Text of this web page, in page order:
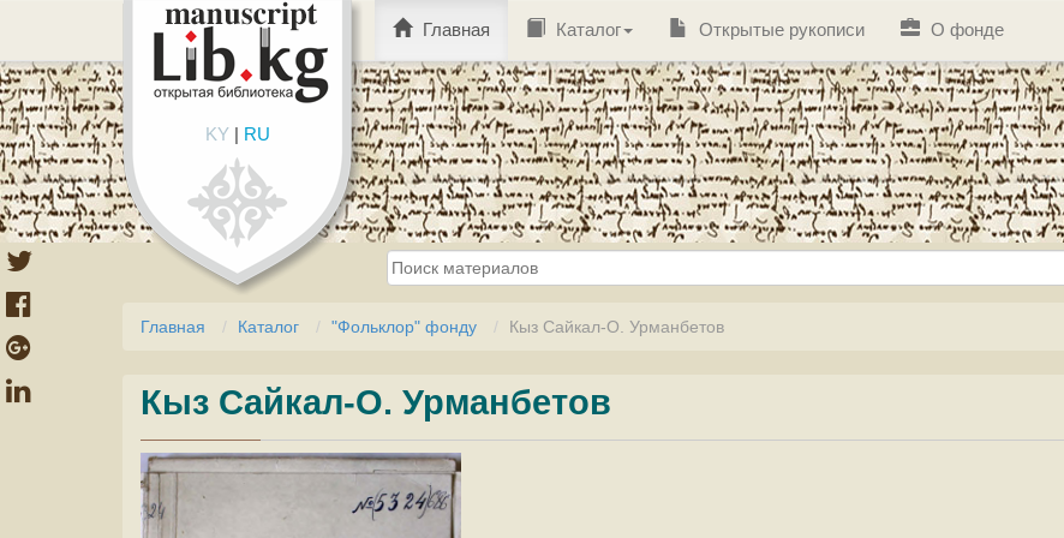
KY| RU
Главная Каталог Открытые рукописи О фонде
Главная Каталог "Фольклор" фонду Кыз Сайкал-О. Урманбетов
Кыз Сайкал-О. Урманбетов